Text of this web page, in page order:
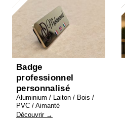
Badge
professionnel
personnalisé
Aluminium / Laiton / Bois /
PVC / Aimanté
Découvrir →